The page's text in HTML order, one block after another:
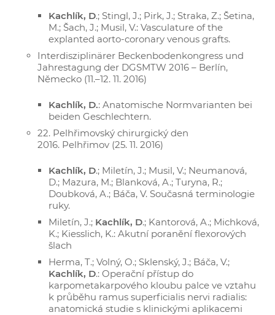
Kachlík, D.; Stingl, J.; Pirk, J.; Straka, Z.; Šetina,
M.; Šach, J.; Musil, V.: Vasculature of the
explanted aorto-coronary venous grafts.
Interdisziplinärer Beckenbodenkongress und
Jahrestagung der DGSMTW 2016 – Berlín,
Německo (11.–12. 11. 2016)
Kachlík, D.: Anatomische Normvarianten bei
beiden Geschlechtern.
22. Pelhřimovský chirurgický den
2016. Pelhřimov (25. 11. 2016)
Kachlík, D.; Miletín, J.; Musil, V.; Neumanová,
D.; Mazura, M.; Blanková, A.; Turyna, R.;
Doubková, A.; Báča, V. Současná terminologie
ruky.
Miletín, J.; Kachlík, D.; Kantorová, A.; Michková,
K.; Kiesslich, K.: Akutní poranění flexorových
šlach
Herma, T.; Volný, O.; Sklenský, J.; Báča, V.;
Kachlík, D.: Operační přístup do
karpometakarpového kloubu palce ve vztahu
k průběhu ramus superficialis nervi radialis:
anatomická studie s klinickými aplikacemi